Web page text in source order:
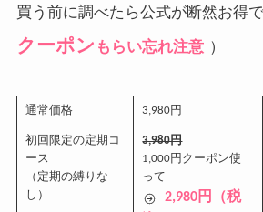
買う前に調べたら公式が断然お得
クーポン もらい忘れ注意 ）
通常価格 3,980円
初回限定の定期コ
ース
（定期の縛りな
し）
3,980円
1,000円クーポン使
って
2,980円（税